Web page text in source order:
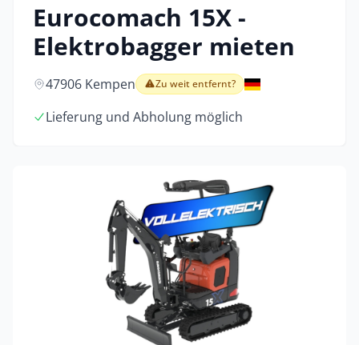
Eurocomach 15X -
Elektrobagger mieten
47906 Kempen Zu weit entfernt?
Lieferung und Abholung möglich